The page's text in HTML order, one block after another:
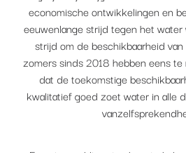
economische ontwikkelingen en
eeuwenlange strijd tegen het
strijd om de beschikbaarheid
zomers sinds 2018 hebben eens
dat de toekomstige
kwalitatief goed zoet water in alle